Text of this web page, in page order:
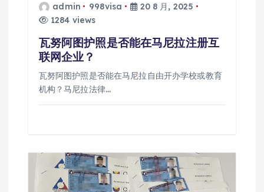
admin 998visa
20 8 月, 2025
1284 views
瓦努阿图护照是否能在马尼拉注册互
联网企业？
瓦努阿图护照是否能在马尼拉自由开办学校或教育
机构？马尼拉法律…